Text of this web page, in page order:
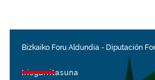
Bizkaiko Foru Aldundia - Diputación
Irisgarritasuna